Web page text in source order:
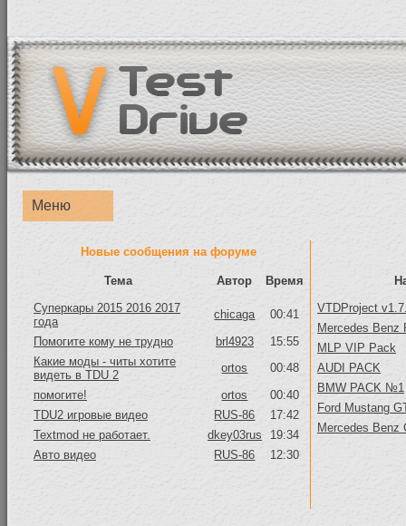
Меню
Новые сообщения на форуме
Тема Автор
Время
Суперкары 2015 2016 2017
года
chicaga
00:41
Помогите кому не трудно
brl4923
15:55
Какие моды - читы хотите
видеть в TDU 2
ortos
00:48
помогите!
ortos
00:40
TDU2 игровые видео
RUS-86
17:42
Textmod не работает.
dkey03rus
19:34
Авто видео
RUS-86 12:30
VTDProject
Mercedes Benz
MLP VIP Pack
AUDI PACK
BMW PACK №1
Ford Mustang
Mercedes Benz